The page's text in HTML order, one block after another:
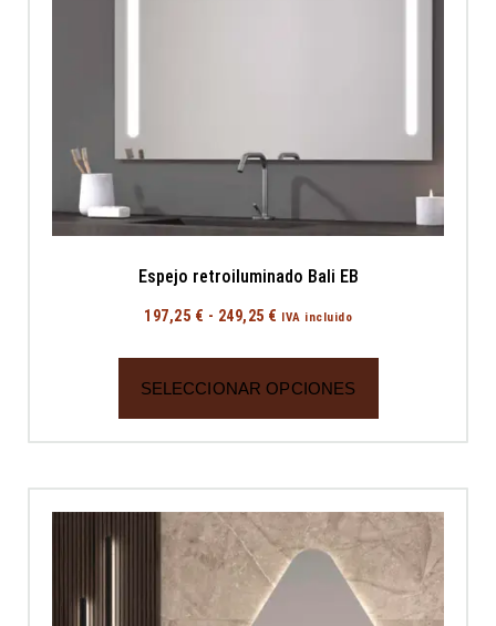
Espejo retroiluminado Bali EB
197,25 € - 249,25 € IVA incluido
SELECCIONAR OPCIONES